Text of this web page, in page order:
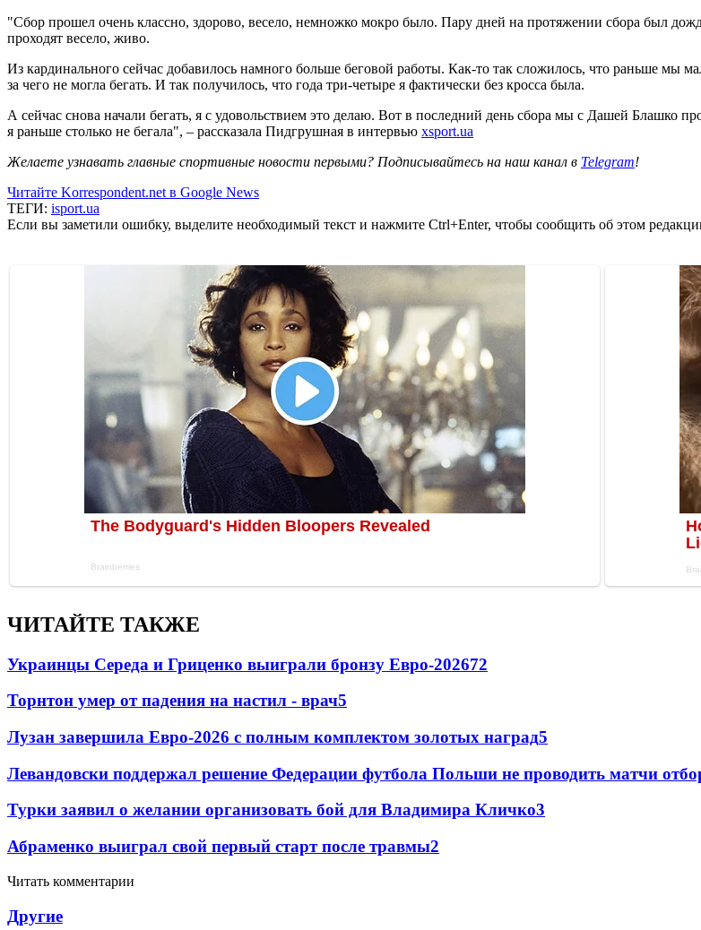
"Сбор прошел очень классно, здорово, весело, немножко мокро было. Пару дней на протяжении сбора был
проходят весело, живо.
Из кардинального сейчас добавилось намного больше беговой работы. Как-то так сложилось, что раньше мы
за чего не могла бегать. И так получилось, что года три-четыре я фактически без кросса была.
А сейчас снова начали бегать, я с удовольствием это делаю. Вот в последний день сбора мы с Дашей Блашко
я раньше столько не бегала", – рассказала Пидгрушная в интервью xsport.ua
Желаете узнавать главные спортивные новости первыми? Подписывайтесь на наш канал в Telegram!
Читайте Korrespondent.net в Google News
ТЕГИ: isport.ua
Если вы заметили ошибку, выделите необходимый текст и нажмите Ctrl+Enter, чтобы сообщить об этом
ЧИТАЙТЕ ТАКЖЕ
Украинцы Середа и Гриценко выиграли бронзу Евро-202672
Торнтон умер от падения на настил - врач5
Лузан завершила Евро-2026 с полным комплектом золотых наград5
Левандовски поддержал решение Федерации футбола Польши не проводить матчи
Турки заявил о желании организовать бой для Владимира Кличко3
Абраменко выиграл свой первый старт после травмы2
Читать комментарии
Другие